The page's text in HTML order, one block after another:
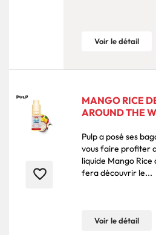
Voir le détail
favorite_border
MANGO RICE
AROUND THE
Pulp a posé ses
vous faire profiter
liquide Mango Rice de Kao Tao 10ml Pulp vous
fera découvrir le...
Voir le détail